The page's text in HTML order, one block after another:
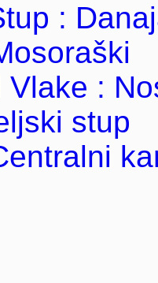
:
Vlake :
stup